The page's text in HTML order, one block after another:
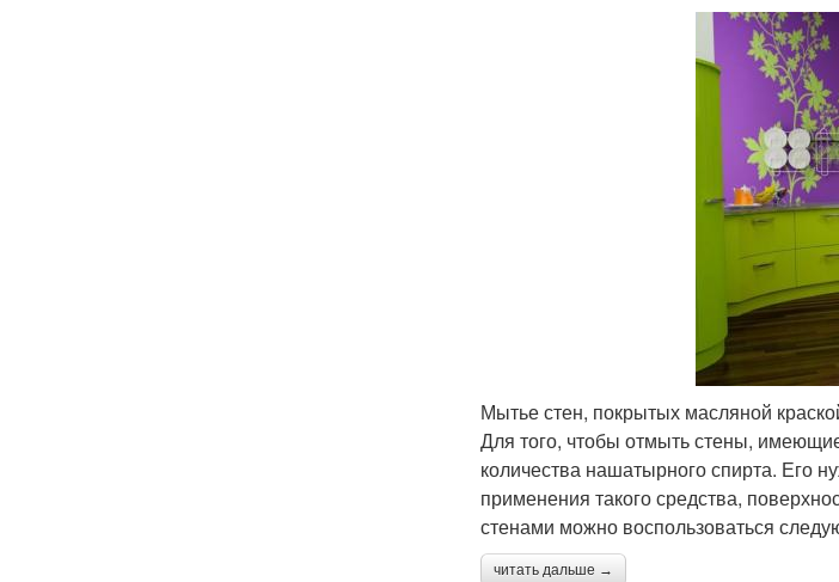
Мытье стен, покрытых масляной
Для того, чтобы отмыть стены,
количества нашатырного спирта. Его
применения такого средства,
стенами можно воспользоваться
читать дальше →